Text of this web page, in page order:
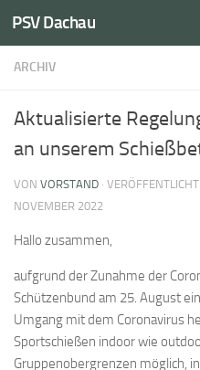
Unter dem Inhalt
PSV Dachau
ARCHIV
Aktualisierte
an unserem
VON VORSTAND · VERÖFFENTLICHT
NOVEMBER 2022
Hallo zusammen,
aufgrund der Zunahme der
Schützenbund am 25. August
Umgang mit dem Coronavirus
Sportschießen indoor wie
Gruppenobergrenzen möglich,